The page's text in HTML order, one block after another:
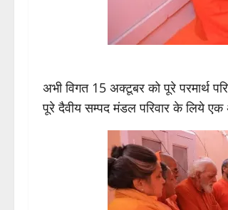
अभी विगत 15 अक्टूबर को पूरे परमार्थ
पूरे दैवीय सम्पद मंडल परिवार के लिये एक